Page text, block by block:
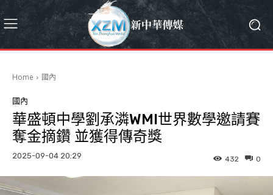
Home 國內
國內
華盛頓中學劉承潾WMI世界數學邀請賽
奪金摘鑽 並獲得傳奇獎
2025-09-04 20:29 0
432